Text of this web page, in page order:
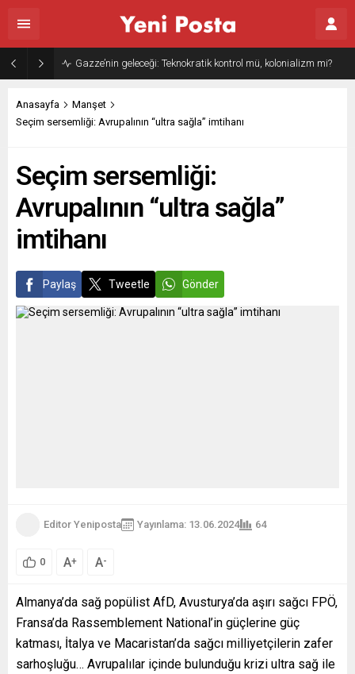
Gazze’nin geleceği: Teknokratik kontrol mü, kolonializm mi?
Anasayfa
Manşet
Seçim sersemliği: Avrupalının “ultra sağla” imtihanı
Seçim sersemliği:
Avrupalının “ultra sağla”
imtihanı
Paylaş Tweetle Gönder
Editor Yeniposta Yayınlama: 13.06.2024 64
0 A+ A-
Almanya’da sağ popülist AfD, Avusturya’da aşırı sağcı FPÖ,
Fransa’da Rassemblement National’in güçlerine güç
katması, İtalya ve Macaristan’da sağcı milliyetçilerin zafer
sarhoşluğu… Avrupalılar içinde bulunduğu krizi ultra sağ ile